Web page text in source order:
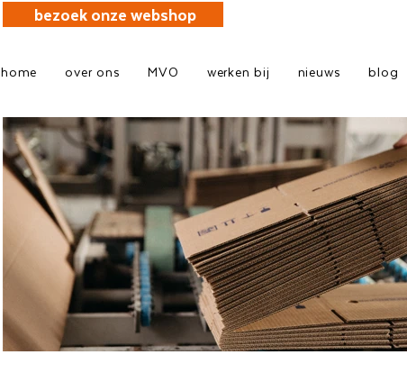
bezoek onze webshop
home over ons MVO werken bij nieuws blog